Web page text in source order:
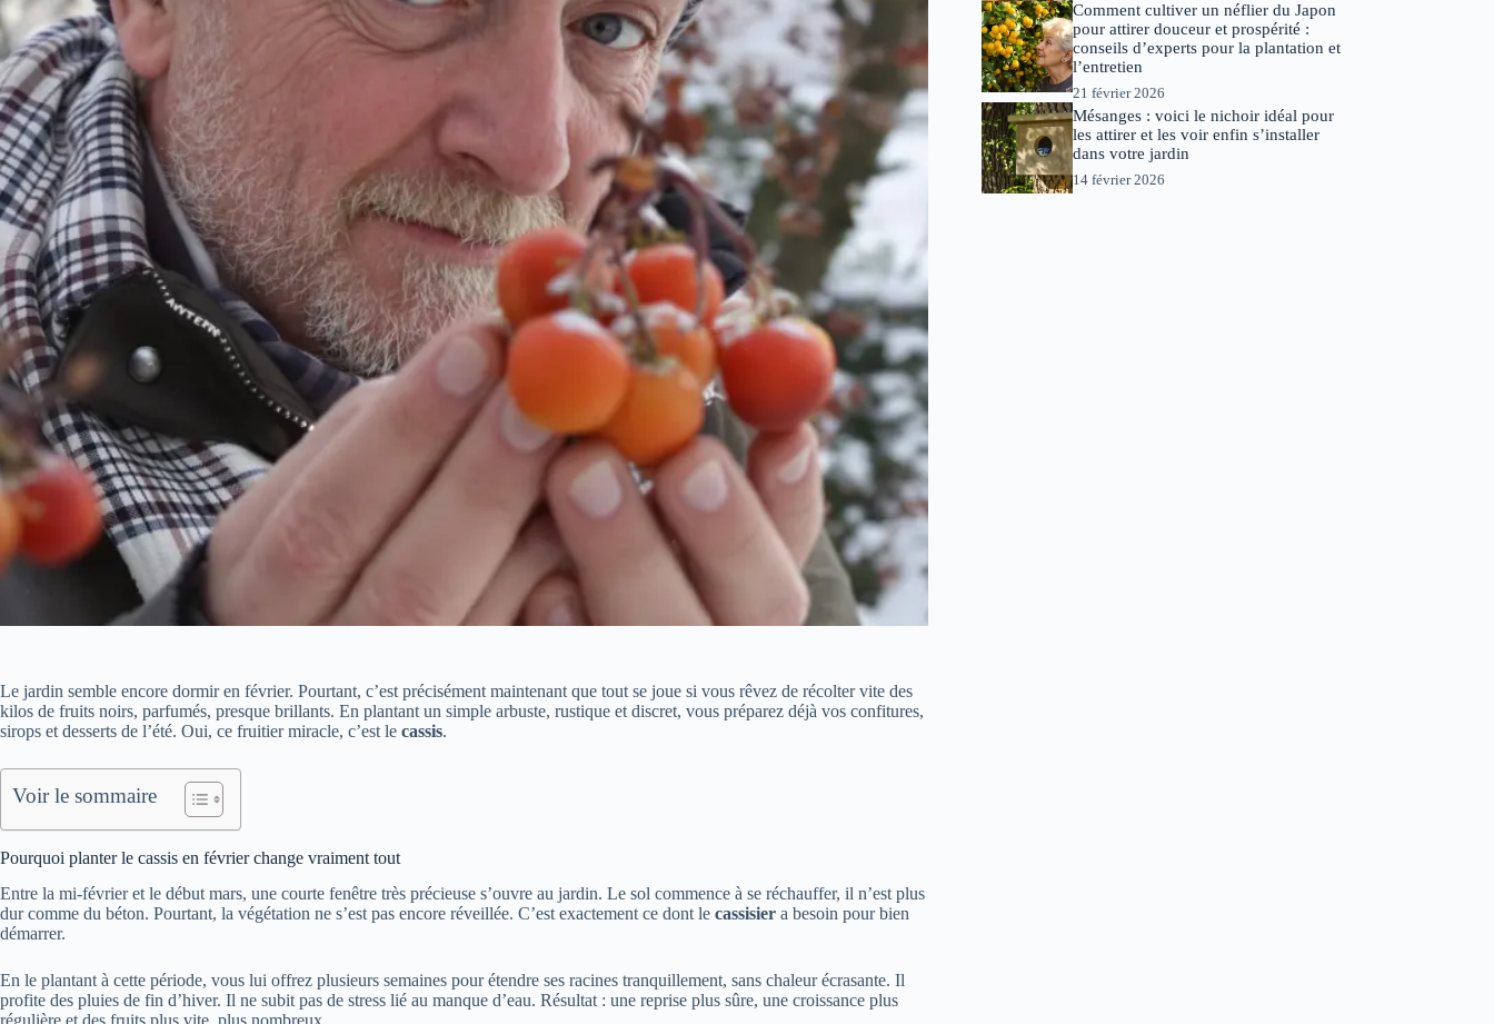
Le jardin semble encore dormir en février. Pourtant, c’est précisément maintenant que tout se joue si vous rêvez de récolter vite des
kilos de fruits noirs, parfumés, presque brillants. En plantant un simple arbuste, rustique et discret, vous préparez déjà vos confitures,
sirops et desserts de l’été. Oui, ce fruitier miracle, c’est le cassis.
Voir le sommaire
Pourquoi planter le cassis en février change vraiment tout
Entre la mi-février et le début mars, une courte fenêtre très précieuse s’ouvre au jardin. Le sol commence à se réchauffer, il n’est plus
dur comme du béton. Pourtant, la végétation ne s’est pas encore réveillée. C’est exactement ce dont le cassisier a besoin pour bien
démarrer.
En le plantant à cette période, vous lui offrez plusieurs semaines pour étendre ses racines tranquillement, sans chaleur écrasante. Il
profite des pluies de fin d’hiver. Il ne subit pas de stress lié au manque d’eau. Résultat : une reprise plus sûre, une croissance plus
Comment cultiver un néflier du Japon
pour attirer douceur et prospérité :
conseils d’experts pour la plantation et
l’entretien
21 février 2026
Mésanges : voici le nichoir idéal pour
les attirer et les voir enfin s’installer
dans votre jardin
14 février 2026